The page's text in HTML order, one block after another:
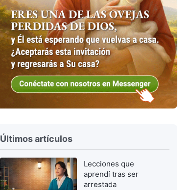
Últimos artículos
Lecciones que
aprendí tras ser
arrestada